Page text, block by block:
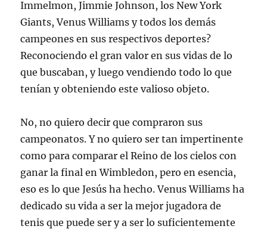
Immelmon, Jimmie Johnson, los New York
Giants, Venus Williams y todos los demás
campeones en sus respectivos deportes?
Reconociendo el gran valor en sus vidas de lo
que buscaban, y luego vendiendo todo lo que
tenían y obteniendo este valioso objeto.
No, no quiero decir que compraron sus
campeonatos. Y no quiero ser tan impertinente
como para comparar el Reino de los cielos con
ganar la final en Wimbledon, pero en esencia,
eso es lo que Jesús ha hecho. Venus Williams ha
dedicado su vida a ser la mejor jugadora de
tenis que puede ser y a ser lo suficientemente